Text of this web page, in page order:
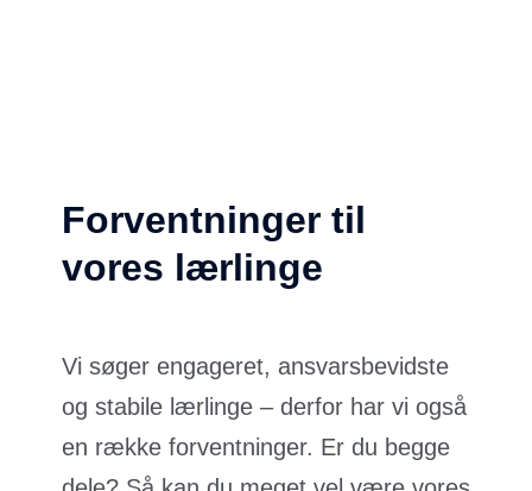
Forventninger til
vores lærlinge
Vi søger engageret, ansvarsbevidste
og stabile lærlinge – derfor har vi også
en række forventninger. Er du begge